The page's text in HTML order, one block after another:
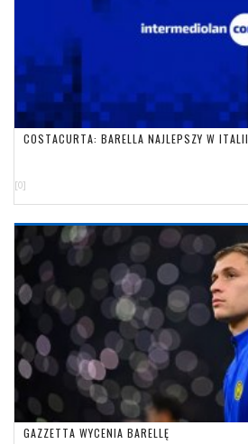
COSTACURTA: BARELLA NAJLEPSZY W ITALII
[0]
GAZZETTA WYCENIA BARELLĘ